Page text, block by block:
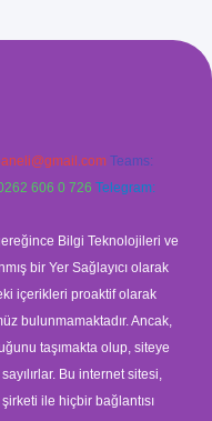
Teams:
606 0 726 Telegram:
Bilgi Teknolojileri ve
bir Yer Sağlayıcı olarak
içerikleri proaktif olarak
bulunmamaktadır. Ancak,
taşımakta olup, siteye
Bu internet sitesi,
ile hiçbir bağlantısı